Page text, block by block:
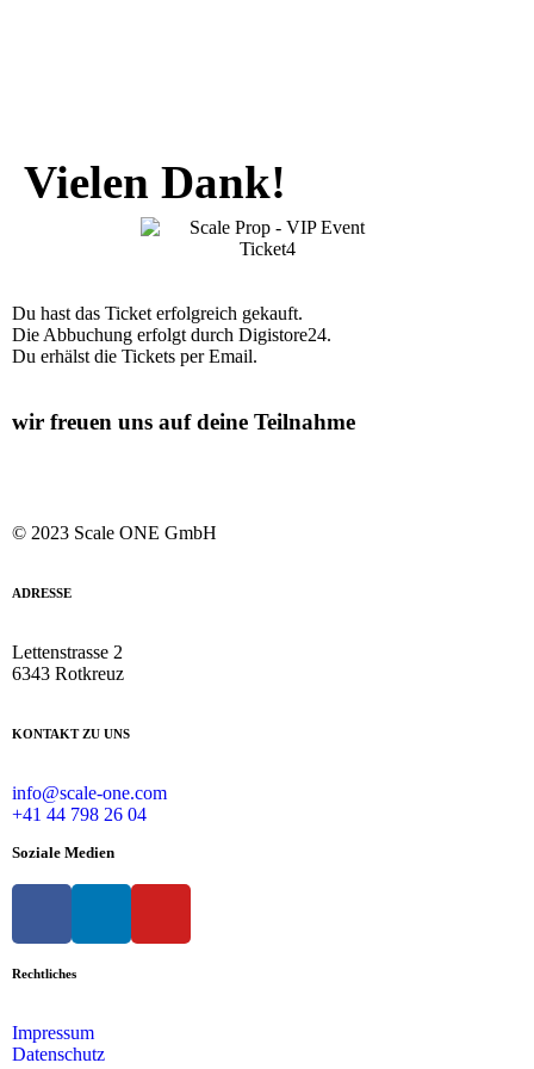
Vielen Dank!
Du hast das Ticket erfolgreich gekauft.
Die Abbuchung erfolgt durch Digistore24.
Du erhälst die Tickets per Email.
wir freuen uns auf deine Teilnahme
© 2023 Scale ONE GmbH
ADRESSE
Lettenstrasse 2
6343 Rotkreuz
KONTAKT ZU UNS
info@scale-one.com
+41 44 798 26 04
Soziale Medien
Rechtliches
Impressum
Datenschutz